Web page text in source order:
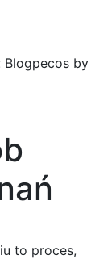
Blogpecos by
to proces,